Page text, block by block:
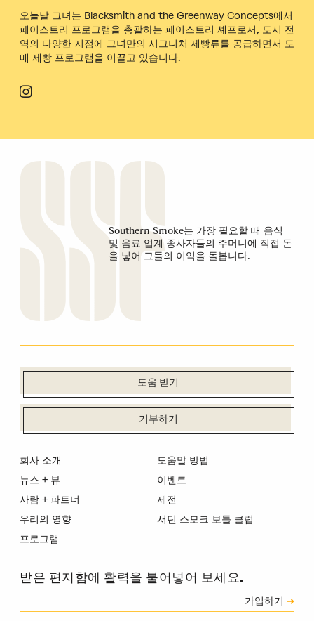
오늘날 그녀는 Blacksmith and the Greenway Concepts에서
페이스트리 프로그램을 총괄하는 페이스트리 셰프로서, 도시 전
역의 다양한 지점에 그녀만의 시그니처 제빵류를 공급하면서 도
매 제빵 프로그램을 이끌고 있습니다.
Southern Smoke는 가장 필요할 때 음식
및 음료 업계 종사자들의 주머니에 직접 돈
을 넣어 그들의 이익을 돌봅니다.
도움 받기
기부하기
회사 소개
뉴스 + 뷰
사람 + 파트너
우리의 영향
프로그램
도움말 방법
이벤트
제전
서던 스모크 보틀 클럽
받은 편지함에 활력을 불어넣어 보세요.
캡차
가입하기